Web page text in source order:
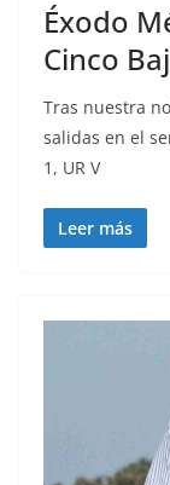
Éxodo
Cinco
Tras nuestra
salidas en el
1, UR V
Leer más